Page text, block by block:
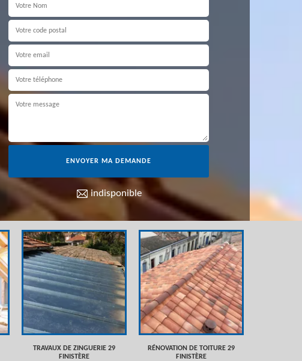
indisponible
TRAVAUX DE ZINGUERIE 29
FINISTÈRE
RÉNOVATION DE TOITURE 29
FINISTÈRE